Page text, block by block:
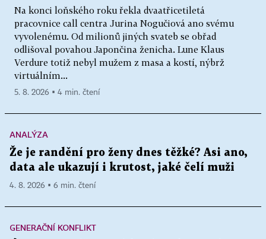
Na konci loňského roku řekla dvaatřicetiletá
pracovnice call centra Jurina Nogučiová ano svému
vyvolenému. Od milionů jiných svateb se obřad
odlišoval povahou Japončina ženicha. Lune Klaus
Verdure totiž nebyl mužem z masa a kostí, nýbrž
virtuálním...
5. 8. 2026 ▪ 4 min. čtení
ANALÝZA
Že je randění pro ženy dnes těžké? Asi ano,
data ale ukazují i krutost, jaké čelí muži
4. 8. 2026 ▪ 6 min. čtení
GENERAČNÍ KONFLIKT